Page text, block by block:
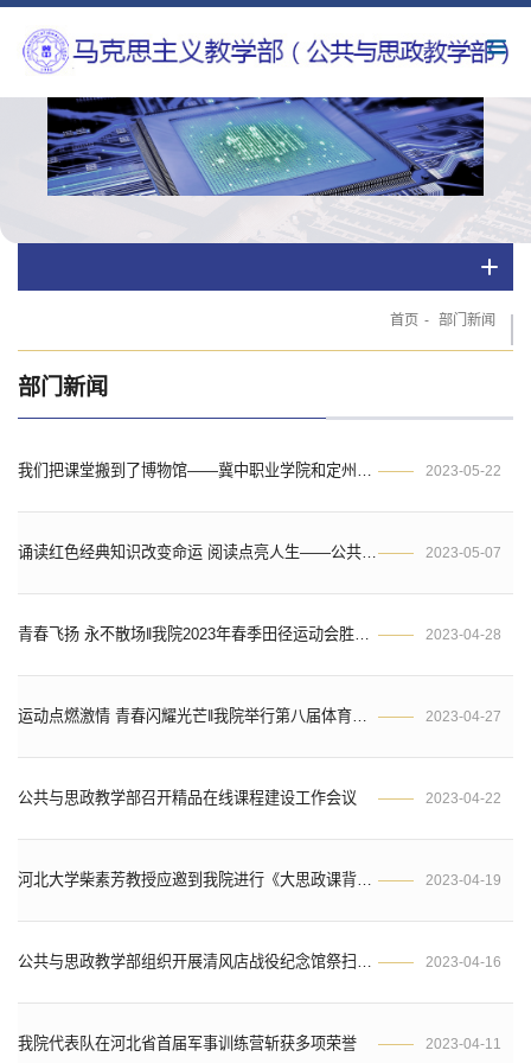
首页 - 部门新闻
部门新闻
2023-05-22
2023-05-07
2023-04-28
2023-04-27
2023-04-22
公共与思政教学部召开精品在线课程建设工作会议
2023-04-19
2023-04-16
2023-04-11
我院代表队在河北省首届军事训练营斩获多项荣誉